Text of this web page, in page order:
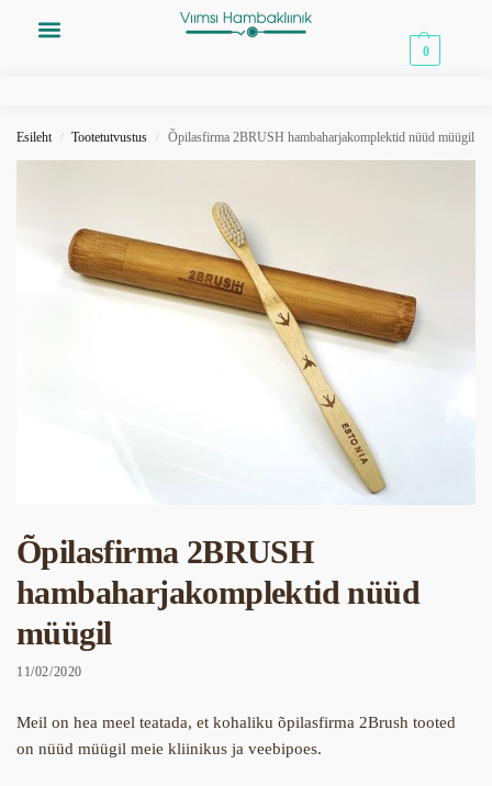
0
Esileht / Tootetutvustus / Õpilasfirma 2BRUSH hambaharjakomplektid nüüd müügil
Õpilasfirma 2BRUSH
hambaharjakomplektid nüüd
müügil
11/02/2020
Meil on hea meel teatada, et kohaliku õpilasfirma 2Brush tooted
on nüüd müügil meie kliinikus ja veebipoes.